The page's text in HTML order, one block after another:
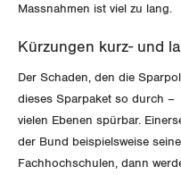
Massnahmen ist viel zu lang.
Kürzungen kurz- und
Der Schaden, den die
dieses Sparpaket so durch –
vielen Ebenen spürbar.
der Bund beispielsweise
Fachhochschulen, dann